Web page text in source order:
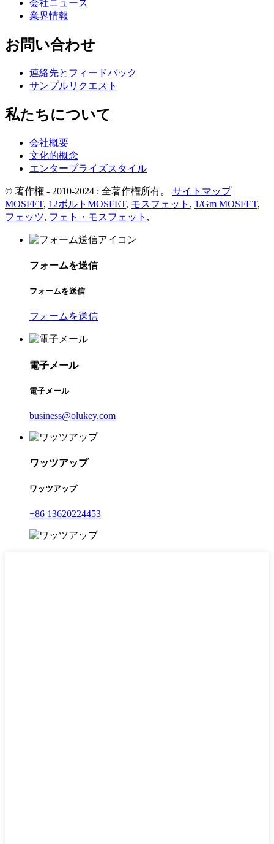
会社ニュース
業界情報
お問い合わせ
連絡先とフィードバック
サンプルリクエスト
私たちについて
会社概要
文化的概念
エンタープライズスタイル
© 著作権 - 2010-2024 : 全著作権所有。
サイトマップ
MOSFET, 12ボルトMOSFET, モスフェット , 1/Gm MOSFET,
フェッツ, フェト・モスフェット ,
フォームを送信
フォームを送信
フォームを送信
電子メール
電子メール
business@olukey.com
ワッツアップ
ワッツアップ
+86 13620224453